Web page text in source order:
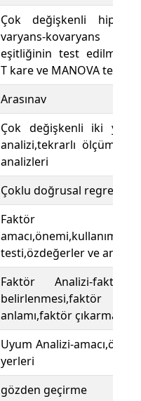
Çok değişkenli
varyans-kovaryans
eşitliğinin test
T kare ve MANOVA testleri
Arasınav
Çok değişkenli iki
analizi,tekrarlı
analizleri
Çoklu doğrusal regresyon
Faktör
amacı,önemi,kullanım
testi,özdeğerler ve anlamı
Faktör Analizi-faktör
belirlenmesi,faktör
anlamı,faktör çıkarma
Uyum Analizi-
yerleri
gözden geçirme